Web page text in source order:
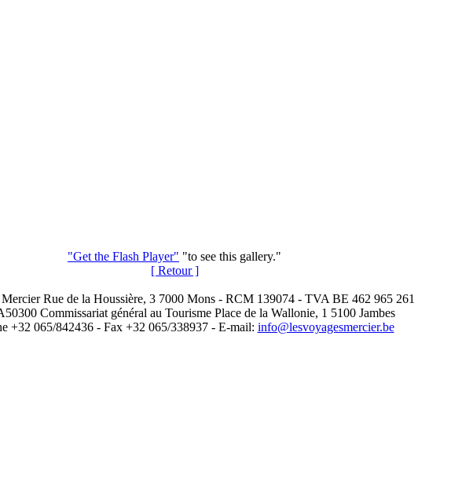
"Get the Flash Player" "to see this gallery."
[ Retour ]
Rue de la Houssière, 3 7000 Mons - RCM 139074 - TVA BE 462 965 261
Commissariat général au Tourisme Place de la Wallonie, 1 5100 Jambes
+32 065/842436 - Fax +32 065/338937 - E-mail: info@lesvoyagesmercier.be